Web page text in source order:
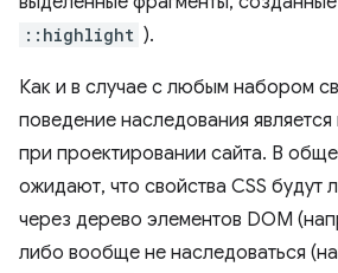
::highlight ).
Как и в случае с любым набором
поведение наследования
при проектировании сайта. В
ожидают, что свойства CSS будут
через дерево элементов DOM
либо вообще не наследоваться